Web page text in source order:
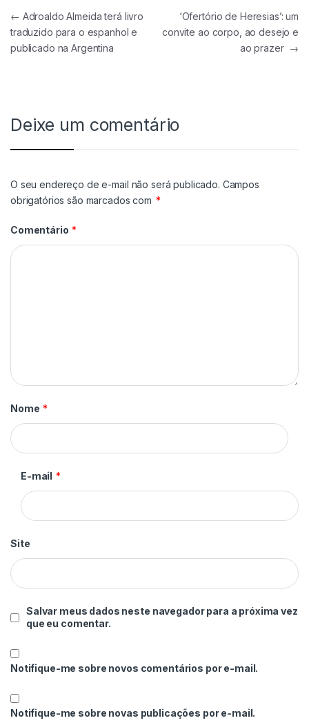
Navegação de Post
← Adroaldo Almeida terá livro
traduzido para o espanhol e
publicado na Argentina
‘Ofertório de Heresias’: um
convite ao corpo, ao desejo e
ao prazer →
Deixe um comentário
O seu endereço de e-mail não será publicado. Campos
obrigatórios são marcados com *
Comentário *
Nome *
E-mail *
Site
Salvar meus dados neste navegador para a próxima vez
que eu comentar.
Notifique-me sobre novos comentários por e-mail.
Notifique-me sobre novas publicações por e-mail.